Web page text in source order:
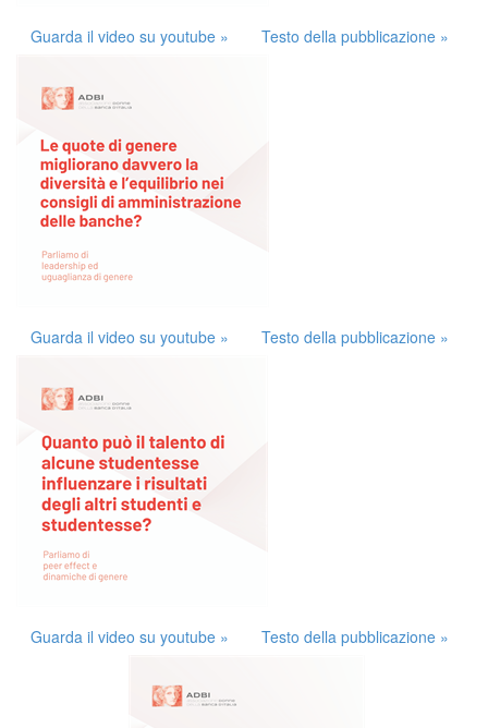
Guarda il video su youtube » Testo della pubblicazione »
Guarda il video su youtube » Testo della pubblicazione »
Guarda il video su youtube » Testo della pubblicazione »